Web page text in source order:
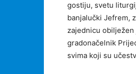
gostiju, svetu
banjalučki Jefrem,
zajednicu
gradonačelnik
svima koji su